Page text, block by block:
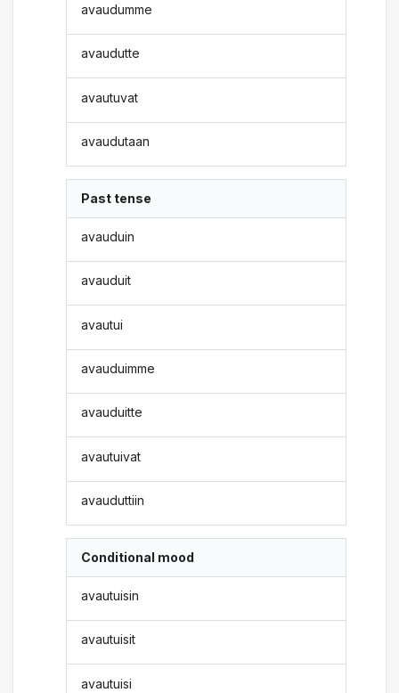
avaudumme
avaudutte
avautuvat
avaudutaan
Past tense
avauduin
avauduit
avautui
avauduimme
avauduitte
avautuivat
avauduttiin
Conditional mood
avautuisin
avautuisit
avautuisi